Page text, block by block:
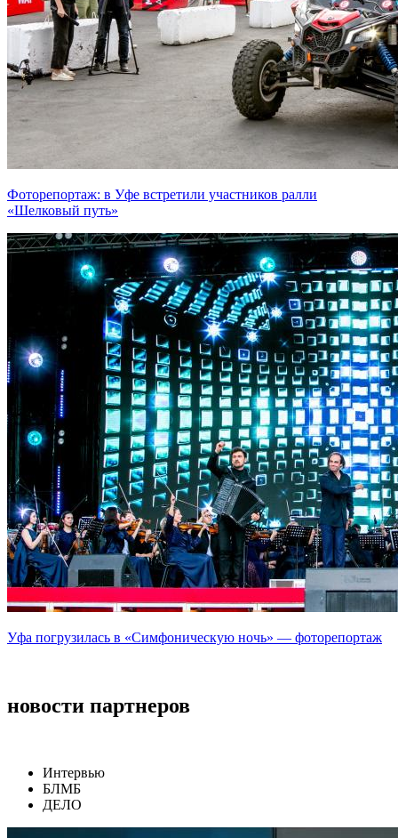
Фоторепортаж: в Уфе встретили участников ралли
«Шелковый путь»
Уфа погрузилась в «Симфоническую ночь» — фоторепортаж
новости партнеров
Интервью
БЛМБ
ДЕЛО